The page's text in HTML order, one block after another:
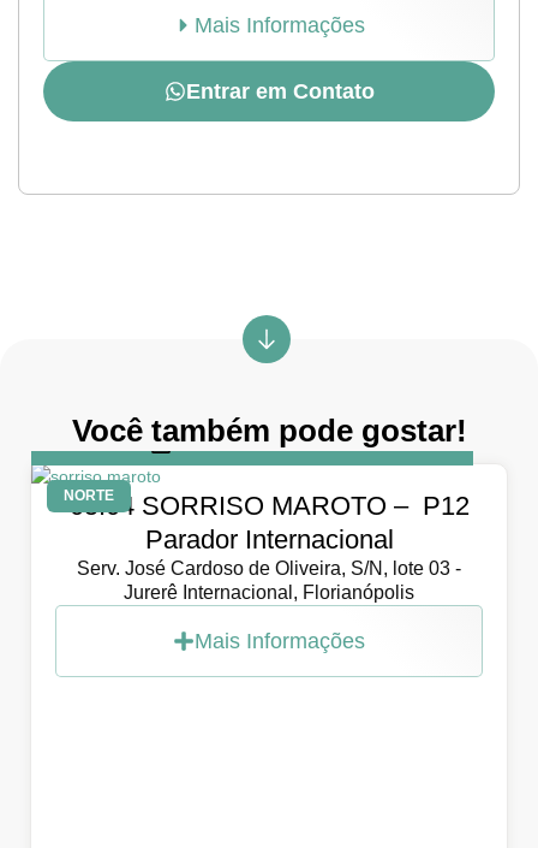
Mais Informações
Entrar em Contato
Você também pode gostar!
NORTE
DIA5 de abril de 2026
05.04 SORRISO MAROTO – P12
Parador Internacional
Serv. José Cardoso de Oliveira, S/N, lote 03 -
Jurerê Internacional, Florianópolis
Mais Informações